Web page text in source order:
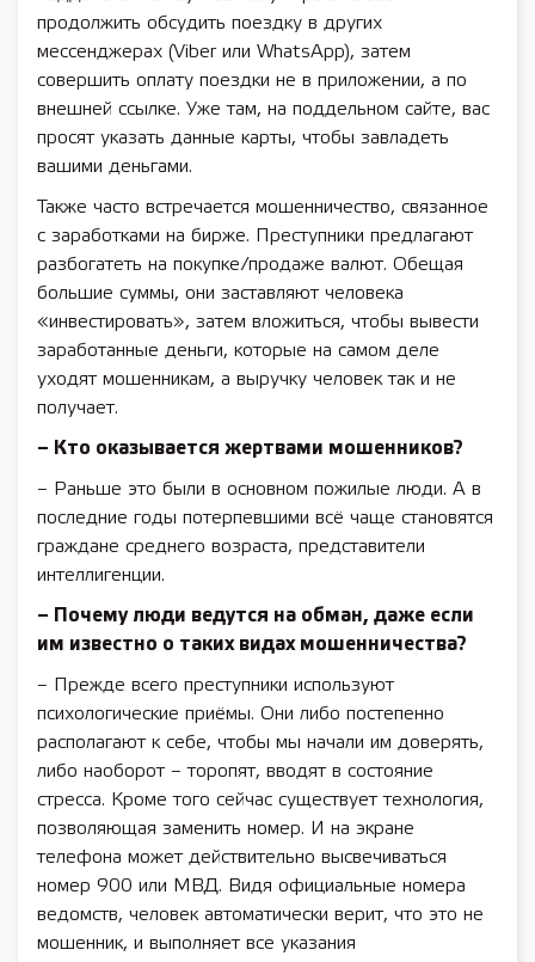
продолжить обсудить поездку в других
мессенджерах (Viber или WhatsApp), затем
совершить оплату поездки не в приложении, а по
внешней ссылке. Уже там, на поддельном сайте, вас
просят указать данные карты, чтобы завладеть
вашими деньгами.
Также часто встречается мошенничество, связанное
с заработками на бирже. Преступники предлагают
разбогатеть на покупке/продаже валют. Обещая
большие суммы, они заставляют человека
«инвестировать», затем вложиться, чтобы вывести
заработанные деньги, которые на самом деле
уходят мошенникам, а выручку человек так и не
получает.
– Кто оказывается жертвами мошенников?
– Раньше это были в основном пожилые люди. А в
последние годы потерпевшими всё чаще становятся
граждане среднего возраста, представители
интеллигенции.
– Почему люди ведутся на обман, даже если
им известно о таких видах мошенничества?
– Прежде всего преступники используют
психологические приёмы. Они либо постепенно
располагают к себе, чтобы мы начали им доверять,
либо наоборот – торопят, вводят в состояние
стресса. Кроме того сейчас существует технология,
позволяющая заменить номер. И на экране
телефона может действительно высвечиваться
номер 900 или МВД. Видя официальные номера
ведомств, человек автоматически верит, что это не
мошенник, и выполняет все указания